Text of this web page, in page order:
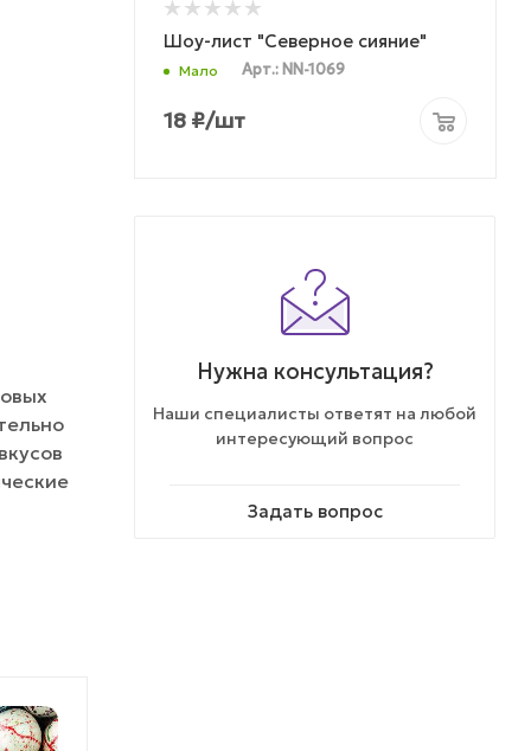
Шоу-лист "Северное сияние"
Мало Арт.: NN-1069
18 ₽/шт
Нужна консультация?
Наши специалисты ответят на любой
интересующий вопрос
Задать вопрос